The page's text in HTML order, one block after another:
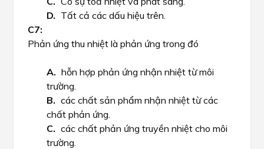
Tất cả các dấu hiệu trên.
Phản ứng thu nhiệt là phản ứng trong đó
hỗn hợp phản ứng nhận nhiệt từ môi
trường.
các chất sản phẩm nhận nhiệt từ các
chất phản ứng.
các chất phản ứng truyền nhiệt cho môi
trường.